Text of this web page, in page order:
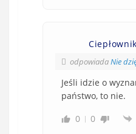
Ciepłownik
odpowiadaNie
Jeśli idzie o
państwo, to nie.
0
0